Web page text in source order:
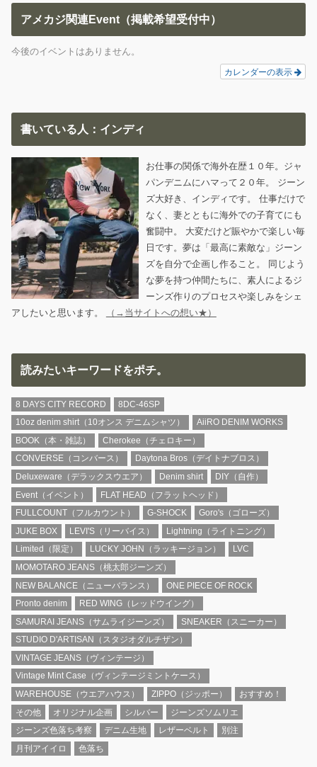
アメカジ関連Event（掲載希望受付中）
今後のイベントはありません。
カレンダーの表示
書いている人：インディ
お仕事の関係で海外在歴１０年。ジャ
パンデニムにハマって２０年。 ジーン
ズ大好き、インディです。 仕事だけで
なく、妻とともに海外での子育てにも
奮闘中。 大変だけど賑やかで楽しい毎
日です。夢は「最高に素敵な」ジーン
ズを自分で企画し作ること。 同じよう
な夢を持つ仲間たちに、素人によるジ
ーンズ作りのプロセスや楽しみをシェ
アしたいと思います。
（→当サイトへの想い★）
読みたいキーワードをポチ。
8 DAYS CITY RECORD
8DC-46SP
10oz denim shirt（10オンス デニムシャツ）
AiiRO DENIM WORKS
BOOK（本・雑誌）
Cherokee（チェロキー）
CONVERSE（コンバース）
Daytona Bros（デイトナブロス）
Deluxeware（デラックスウエア）
Denim shirt
DIY（自作）
Event（イベント）
FLAT HEAD（フラットヘッド）
FULLCOUNT（フルカウント）
G-SHOCK
Goro's（ゴローズ）
JUKE BOX
LEVI'S（リーバイス）
Lightning（ライトニング）
Limited（限定）
LUCKY JOHN（ラッキージョン）
LVC
MOMOTARO JEANS（桃太郎ジーンズ）
NEW BALANCE（ニューバランス）
ONE PIECE OF ROCK
Pronto denim
RED WING（レッドウイング）
SAMURAI JEANS（サムライジーンズ）
SNEAKER（スニーカー）
STUDIO D'ARTISAN（スタジオダルチザン）
VINTAGE JEANS（ヴィンテージ）
Vintage Mint Case（ヴィンテージミントケース）
WAREHOUSE（ウエアハウス）
ZIPPO（ジッポー）
おすすめ！
その他
オリジナル企画 シルバー
ジーンズソムリエ
ジーンズ色落ち考察
デニム生地 レザーベルト
別注
月刊アイイロ
色落ち